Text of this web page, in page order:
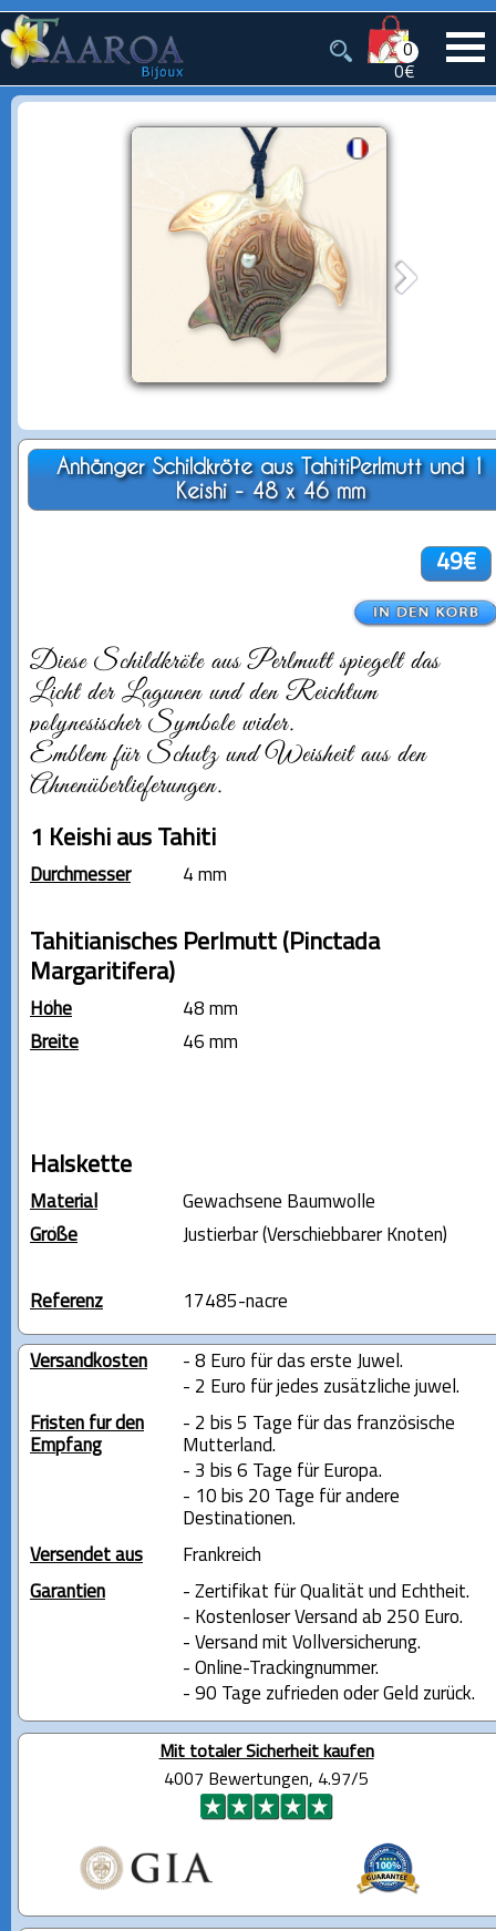
0
0€
Anhänger Schildkröte aus TahitiPerlmutt und 1
Keishi - 48 x 46 mm
49€
Diese Schildkröte aus Perlmutt spiegelt das
Licht der Lagunen und den Reichtum
polynesischer Symbole wider.
Emblem für Schutz und Weisheit aus den
Ahnenüberlieferungen.
1 Keishi aus Tahiti
Durchmesser 4 mm
Tahitianisches Perlmutt (Pinctada
Margaritifera)
Höhe
48 mm
Breite
46 mm
Halskette
Material
Gewachsene Baumwolle
Größe
Justierbar (Verschiebbarer Knoten)
Referenz 17485-nacre
Versandkosten
- 8 Euro für das erste Juwel.
- 2 Euro für jedes zusätzliche juwel.
Fristen für den
Empfang
- 2 bis 5 Tage für das französische
Mutterland.
- 3 bis 6 Tage für Europa.
- 10 bis 20 Tage für andere
Destinationen.
Versendet aus
Frankreich
Garantien
- Zertifikat für Qualität und Echtheit.
- Kostenloser Versand ab 250 Euro.
- Versand mit Vollversicherung.
- Online-Trackingnummer.
- 90 Tage zufrieden oder Geld zurück.
Mit totaler Sicherheit kaufen
4007 Bewertungen, 4.97/5